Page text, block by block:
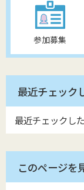
参加募集
最近チェック
最近チェックし
このページを